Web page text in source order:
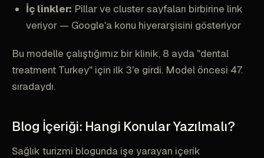
İç linkler: Pillar ve cluster sayfaları birbirine link
veriyor — Google'a konu hiyerarşisini gösteriyor
Bu modelle çalıştığımız bir klinik, 8 ayda "dental
treatment Turkey" için ilk 3'e girdi. Model öncesi 47.
sıradaydı.
Blog İçeriği: Hangi Konular Yazılmalı?
Sağlık turizmi blogunda işe yarayan içerik